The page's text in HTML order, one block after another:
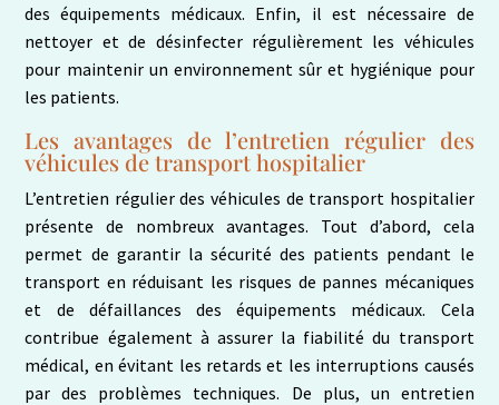
des équipements médicaux. Enfin, il est nécessaire de
nettoyer et de désinfecter régulièrement les véhicules
pour maintenir un environnement sûr et hygiénique pour
les patients.
Les avantages de l’entretien régulier des
véhicules de transport hospitalier
L’entretien régulier des véhicules de transport hospitalier
présente de nombreux avantages. Tout d’abord, cela
permet de garantir la sécurité des patients pendant le
transport en réduisant les risques de pannes mécaniques
et de défaillances des équipements médicaux. Cela
contribue également à assurer la fiabilité du transport
médical, en évitant les retards et les interruptions causés
par des problèmes techniques. De plus, un entretien